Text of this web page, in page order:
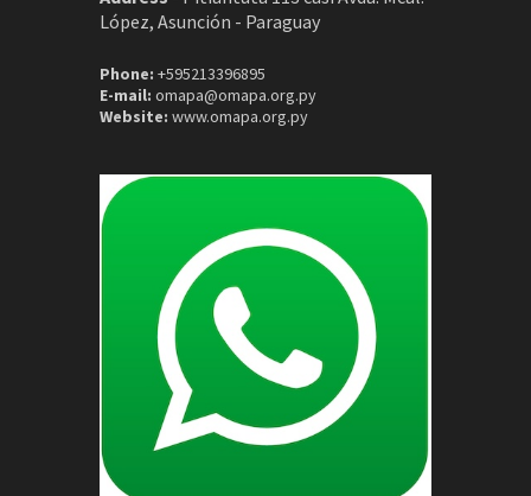
López, Asunción - Paraguay
Phone: +595213396895
E-mail: omapa@omapa.org.py
Website: www.omapa.org.py